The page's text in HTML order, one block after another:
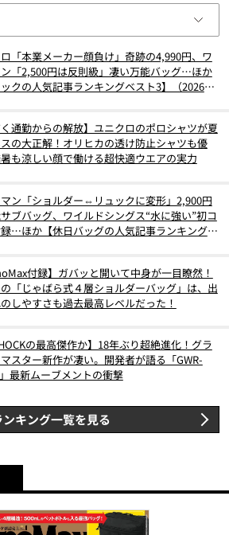
「本業メーカー顔負け」奇跡の4,990円、ワ
「2,500円は反則級」凄い万能バッグ…ほか
ックの人気記事ランキングベスト3】（2026年
く通勤からの解放】ユニクロのポロシャツが夏
の大正解！オリヒカの透け防止シャツも優
も涼しい顔で働ける超快適ウエアの実力
ン「ショルダー⇔リュックに変形」2,900円
ブバッグ、ワイルドシングス“水に強い”初コ
…ほか【休日バッグの人気記事ランキングベ
付録】ガバッと開いて中身が一目瞭然！
「じゃばら式４層ショルダーバッグ」は、出
しやすさも過去最高レベルだった！
の最高傑作か】18年ぶり超絶進化！グラ
スター新作が凄い。開発者が語る「GWR-
最新ムーブメントの衝撃
ンキング一覧を見る